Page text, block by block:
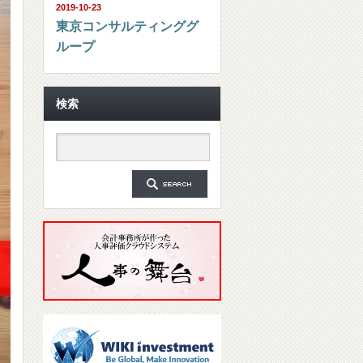
2019-10-23
東京コンサルティンググ
ループ
検索